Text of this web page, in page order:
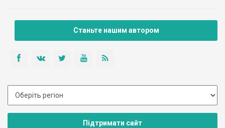
Станьте нашим автором
Підтримати сайт